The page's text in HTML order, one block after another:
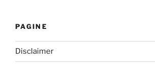
PAGINE
Disclaimer